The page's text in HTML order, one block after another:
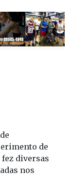
de
diversas
nos